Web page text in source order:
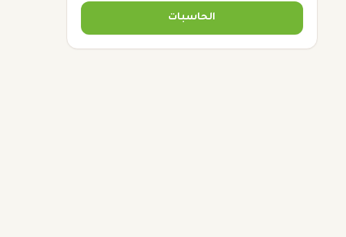
الحاسبات